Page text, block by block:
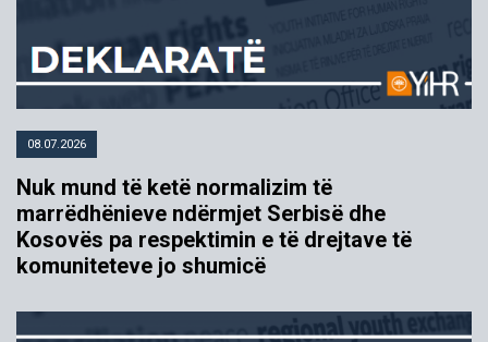
08.07.2026
Nuk mund të ketë normalizim të
marrëdhënieve ndërmjet Serbisë dhe
Kosovës pa respektimin e të drejtave të
komuniteteve jo shumicë